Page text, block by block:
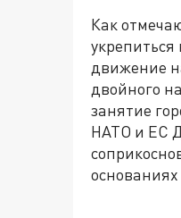
Как
движение
двойного
занятие
НАТО и ЕС
основаниях